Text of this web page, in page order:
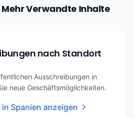
Mehr Verwandte Inhalte
nach Standort
Ausschreibungen in
neue Geschäftsmöglichkeiten.
Spanien anzeigen